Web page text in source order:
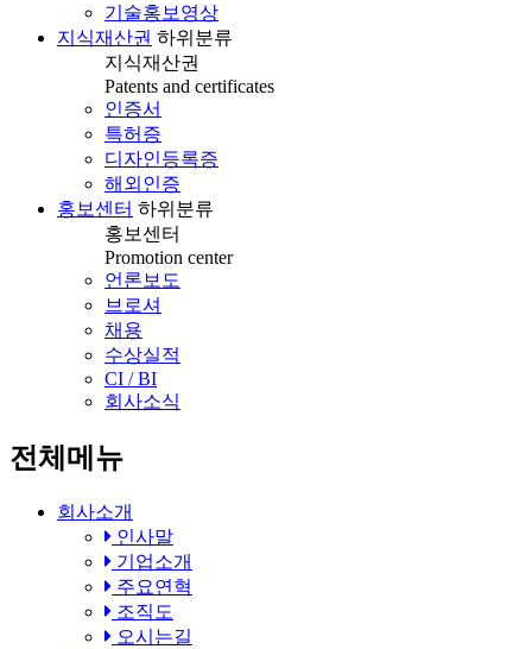
기술홍보영상
지식재산권 하위분류
지식재산권
Patents and certificates
인증서
특허증
디자인등록증
해외인증
홍보센터 하위분류
홍보센터
Promotion center
언론보도
브로셔
채용
수상실적
CI / BI
회사소식
전체메뉴
회사소개
인사말
기업소개
주요연혁
조직도
오시는길